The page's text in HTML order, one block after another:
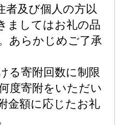
及び個人の方以
ましてはお礼の品
あらかじめご了承
る寄附回数に制限
度寄附をいただい
金額に応じたお礼